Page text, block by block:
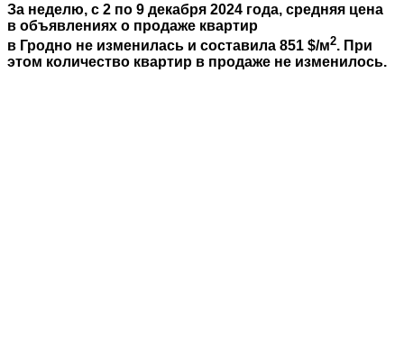
За неделю, с 2 по 9 декабря 2024 года, средняя цена
в объявлениях о продаже квартир
в Гродно не изменилась и составила 851 $/м2. При
этом количество квартир в продаже не изменилось.